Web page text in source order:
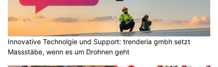
Innovative Technolgie und Support: trenderia gmbh setzt
Massstäbe, wenn es um Drohnen geht